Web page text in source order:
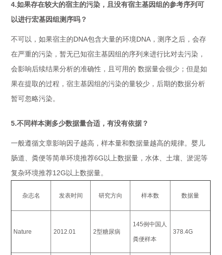
4.如果存在较大的宿主的污染，且没有宿主基因组的参考序列可
以进行宏基因组测序吗？
不可以，如果宿主的DNA包含大量的环境DNA，测序之后，会存
在严重的污染，暂无已知宿主基因组的序列来进行比对去污染，
会影响后续结果分析的准确性，且可用的 数据量会很少；但是如
果在提取的过程，宿主基因组的污染的量较少，后期的数据分析
暂可忽略污染。
5.不同样本测多少数据量合适，有没有依据？
一般遵循文章影响因子越高，样本量和数据量越高的规律。婴儿
肠道、粪便等简单环境推荐6G以上数据量，水体、土壤、淤泥等
复杂环境推荐12G以上数据量。
杂志名 发表时间 研究方向 样本数 数据量
Nature 2012.01 2型糖尿病
145例中国人
粪便样本
378.4G